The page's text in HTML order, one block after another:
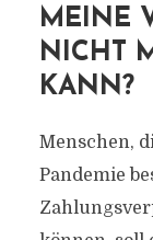
MEINE
NICHT
KANN?
Menschen,
Pandemie